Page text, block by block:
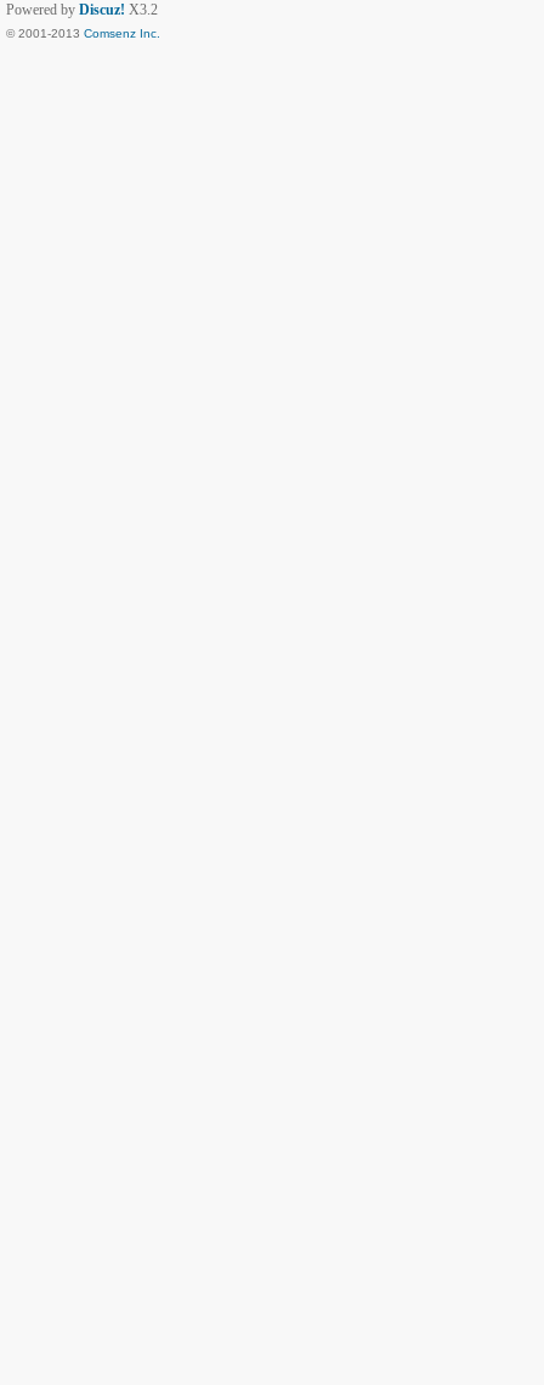
Powered by Discuz! X3.2
© 2001-2013 Comsenz Inc.